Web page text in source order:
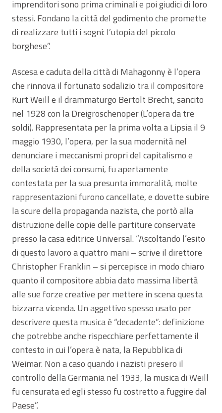
imprenditori sono prima criminali e poi giudici di loro
stessi. Fondano la città del godimento che promette
di realizzare tutti i sogni: l’utopia del piccolo
borghese”.
Ascesa e caduta della città di Mahagonny è l’opera
che rinnova il fortunato sodalizio tra il compositore
Kurt Weill e il drammaturgo Bertolt Brecht, sancito
nel 1928 con la Dreigroschenoper (L’opera da tre
soldi). Rappresentata per la prima volta a Lipsia il 9
maggio 1930, l’opera, per la sua modernità nel
denunciare i meccanismi propri del capitalismo e
della società dei consumi, fu apertamente
contestata per la sua presunta immoralità, molte
rappresentazioni furono cancellate, e dovette subire
la scure della propaganda nazista, che portò alla
distruzione delle copie delle partiture conservate
presso la casa editrice Universal. “Ascoltando l’esito
di questo lavoro a quattro mani – scrive il direttore
Christopher Franklin – si percepisce in modo chiaro
quanto il compositore abbia dato massima libertà
alle sue forze creative per mettere in scena questa
bizzarra vicenda. Un aggettivo spesso usato per
descrivere questa musica è “decadente”: definizione
che potrebbe anche rispecchiare perfettamente il
contesto in cui l’opera è nata, la Repubblica di
Weimar. Non a caso quando i nazisti presero il
controllo della Germania nel 1933, la musica di Weill
fu censurata ed egli stesso fu costretto a fuggire dal
Paese”.